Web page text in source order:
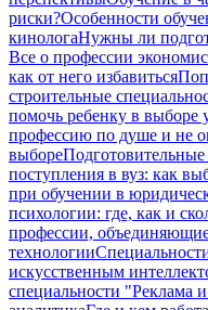
риски?Особенности
кинологаНужны ли
Все о профессии
как от него избавиться
строительные
помочь ребенку в выборе
профессию по душе и не
выборе
поступления в вуз: как
при обучении в
психологии: где, как и
профессии,
технологии
искусственным
специальности "Реклама